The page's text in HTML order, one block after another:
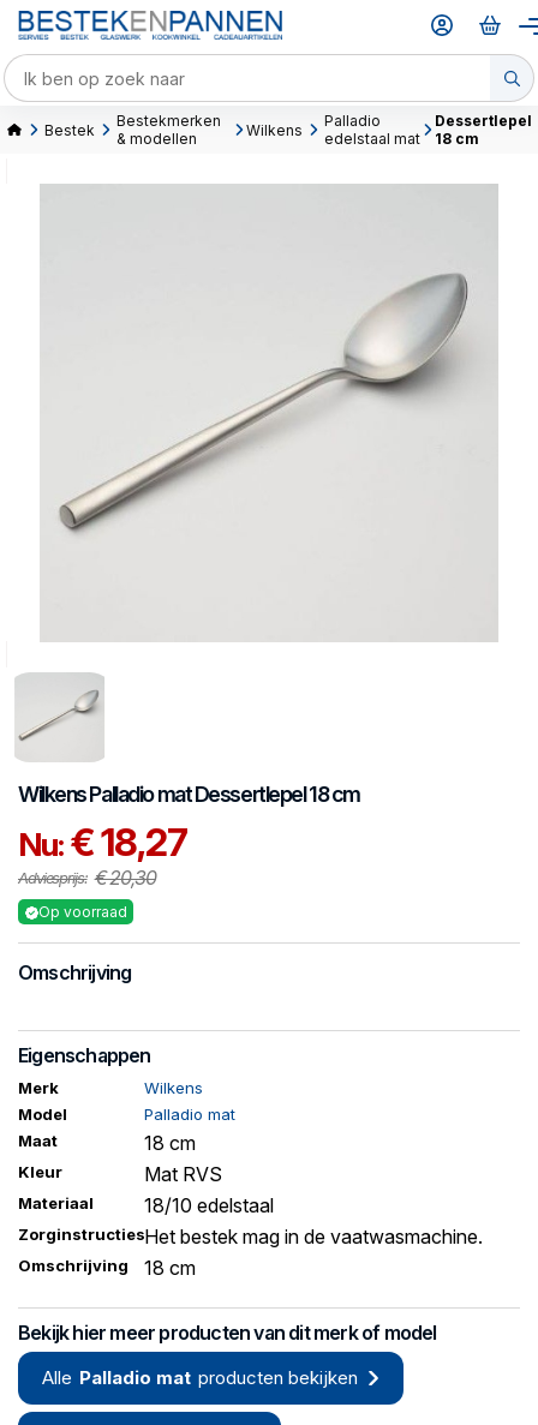
Bestek
Bestekmerken
& modellen
Wilkens
Palladio
edelstaal mat
Dessertlepel
18 cm
WilkensPalladio matDessertlepel 18 cm
Nu:€ 18,27
Adviesprijs: € 20,30
Op voorraad
Omschrijving
Eigenschappen
Merk
Wilkens
Model
Palladio mat
Maat
18 cm
Kleur Mat RVS
Materiaal 18/10 edelstaal
ZorginstructiesHet bestek mag in de vaatwasmachine.
Omschrijving 18 cm
Bekijk hier meer producten van dit merk of model
Alle Palladio mat producten bekijken